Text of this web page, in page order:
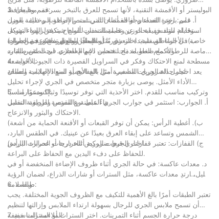
البوليستر أو الأقمشة التقنية، لأنها تسمح للعرق بالتبخر بسرعة، مما يحافظ
على برودة العداء وجفافه أثناء التمرينات. بالإضافة إلى ذلك، يفضل
استخدام مواد خفيفة الوزن وقابلة للتنفس للسماح بتدفق الهواء بشكل
مناسب ومنع ارتفاع درجة الحرارة.
3. قمم وقيعان:
أ. قمم: اختر القمصان أو القمصان التي تمتص الرطوبة وخفيفة الوزن
وقابلة للتنفس. ابحث عن تصميمات ذات ألواح شبكية لزيادة التهوية،
خاصة في المناطق شديدة التعرق مثل الإبطين والظهر. فكر في خيارات
الأكمام الطويلة ذات فتحات الإبهام للجري في الطقس البارد.
(ب). الأجزاء السفلية: اختر شورتًا أو طماقًا للجري مصنوعة من مواد
ماصة للرطوبة مع ضغط مدمج لتحسين دعم العضلات. ابحث عن طبقات
مسطحة لمنع الاحتكاك وفكر في السراويل القصيرة ذات الجيوب الواسعة
لحمل الضروريات الصغيرة مثل المفاتيح أو المواد الهلامية للطاقة.
4. الأحذية:
يعد اختيار حذاء الجري المناسب أمرًا بالغ الأهمية لمنع الإصابات وضمان
الأداء الأمثل. يوصى بزيارة متجر متخصص في الجري لإجراء تحليل
وتركيب مناسب للقدم. اختر الأحذية التي توفر توسيدًا وثباتًا ودعمًا مناسبًا
بناءً على نوع القوس وطريقة المشي.
5. إكسسوارات:
أ. الجوارب: استثمر في جوارب الجري المبطنة والممتصة للرطوبة لتقليل
الاحتكاك والبثور والانزعاج.
(ب). أغطية الرأس: يمكن أن توفر القبعات أو الأقنعة الحماية من أشعة
الشمس وتساعد على إبقاء العرق بعيدًا عن عينيك. في الطقس البارد،
اختاري قبعات الركض الحرارية أو عصابات الرأس.
(ج) القفازات: تعتبر قفازات الجري ضرورية أثناء درجات الحرارة الباردة
للحفاظ على دفء اليدين مع الحفاظ على البراعة.
د. معدات عاكسة: في حالة الجري أثناء ظروف الإضاءة المنخفضة أو في
الليل، ارتدِ معدات عاكسة، مثل السترات أو شارات الذراع، لضمان الرؤية
والسلامة.6. طبقات:
تعتبر الطبقات أمرًا بالغ الأهمية للتكيف مع الظروف الجوية المختلفة. يجب
أن تسمح ملابس الجري للرجال بسهولة ارتداء الملابس وإزالتها لتنظيم
درجة حرارة الجسم أثناء التمرينات. اختر السترات أو السترات خفيفة
7. الملاءمة المناسبة: